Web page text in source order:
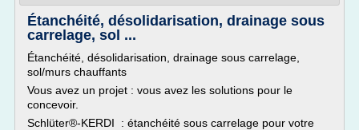
Étanchéité, désolidarisation, drainage sous
carrelage, sol ...
Étanchéité, désolidarisation, drainage sous carrelage,
sol/murs chauffants
Vous avez un projet : vous avez les solutions pour le
concevoir.
Schlüter®-KERDI : étanchéité sous carrelage pour votre